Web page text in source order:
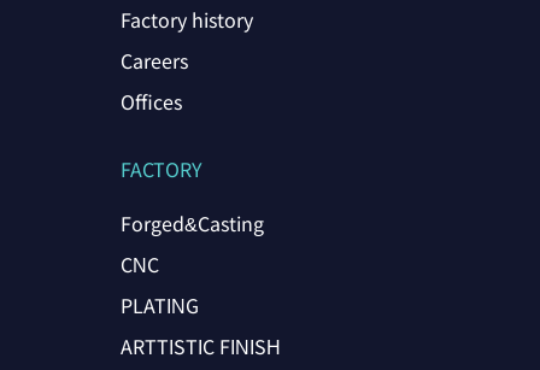
Factory history
Careers
Offices
FACTORY
Forged&Casting
CNC
PLATING
ARTTISTIC FINISH